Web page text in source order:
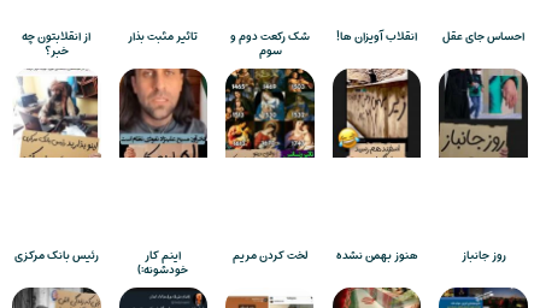
احساس جای عقل انقلاب آویزان ها! شک رکعت دوم و
سوم
تاثیر مثبت بذار از انقلابتون چه
خبر؟
روز جانباز هنوز بهمن نشده لخت کردن مریم اینم کار
خودشونه:)
رئیس بانک مرکزی